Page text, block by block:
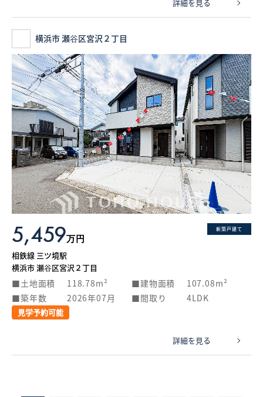
詳細を見る
横浜市 瀬谷区宮沢２丁目
新築戸建て
5,459万円
相鉄線 三ツ境駅
横浜市 瀬谷区宮沢２丁目
土地面積 118.78m² 建物面積
107.08m²
築年数
2026年07月 間取り 4LDK
見学予約可能
詳細を見る